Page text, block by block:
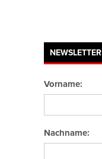
NEWSLETTER
Vorname:
Nachname: